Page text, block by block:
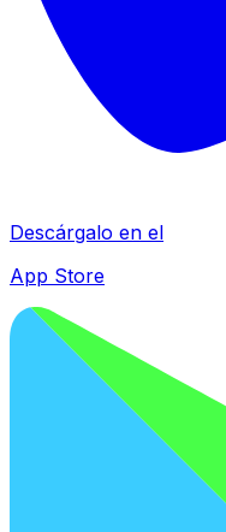
Descárgalo en el
App Store